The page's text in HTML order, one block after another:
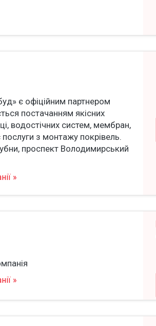
є офіційним партнером
постачанням якісних
водостічних систем, мембран,
з монтажу покрівель.
проспект Володимирський
»
»